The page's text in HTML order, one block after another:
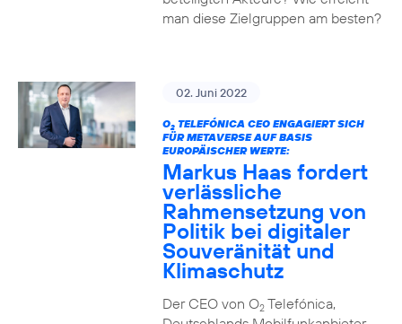
man diese Zielgruppen am besten?
02. Juni 2022
O2TELEFÓNICA CEO ENGAGIERT SICH
FÜR METAVERSE AUF BASIS
EUROPÄISCHER WERTE:
Markus Haas fordert
verlässliche
Rahmensetzung von
Politik bei digitaler
Souveränität und
Klimaschutz
Der CEO von O2Telefónica,